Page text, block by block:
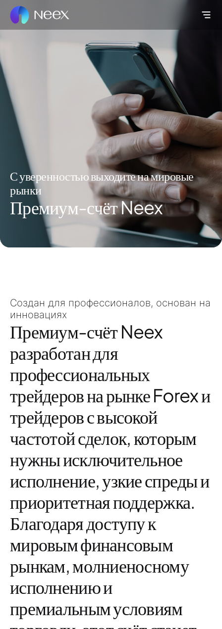
С уверенностью выходите на мировые
рынки
Премиум-счёт Neex
Создан для профессионалов, основан на
инновациях
Премиум-счёт Neex
разработан для
профессиональных
трейдеров на рынке Forexи
трейдеров с высокой
частотой сделок, которым
нужны исключительное
исполнение, узкие спреды и
приоритетная поддержка.
Благодаря доступу к
мировым финансовым
рынкам, молниеносному
исполнению и
премиальным условиям